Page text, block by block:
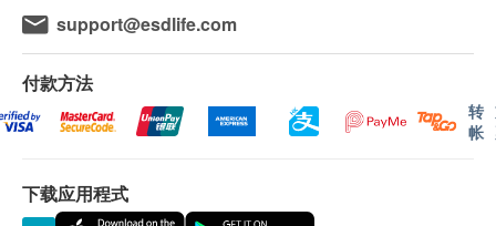
所有订单须视乎相关货品的供应情况再作最后确
认。 倘若健康网购health.ESDlife未能提供任何订
单上的货品，健康网购health.ESDlife有权拒绝接
受该订单，并且会于送货前透过电话或电邮通知顾
保用条款 ：
support@esdlife.com
付款方法
转
帐
下载应用程式